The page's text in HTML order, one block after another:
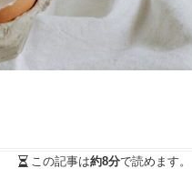
この記事は約8分で読めます。